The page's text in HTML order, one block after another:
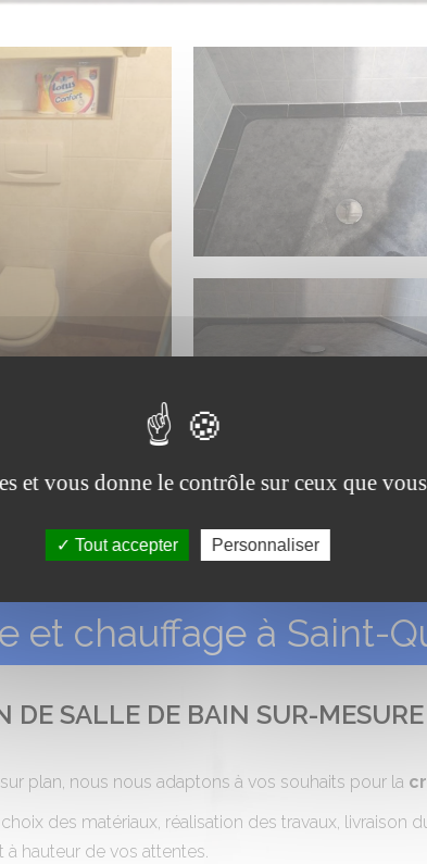
et chauffage à Saint-
DE SALLE DE BAIN SUR-MESURE
plan, nous nous adaptons à vos souhaits pour la
des matériaux, réalisation des travaux,
à hauteur de vos attentes.
et vous donne le contrôle sur ceux que
Tout accepter Personnaliser